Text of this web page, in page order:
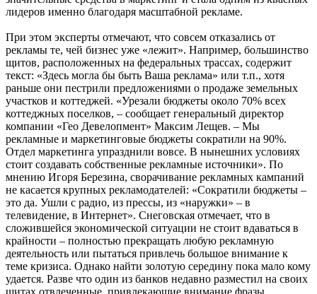
лидеров именно благодаря масштабной рекламе.
При этом эксперты отмечают, что совсем отказались от
рекламы те, чей бизнес уже «лежит». Например, большинство
щитов, расположенных на федеральных трассах, содержит
текст: «Здесь могла бы быть Ваша реклама» или т.п., хотя
раньше они пестрили предложениями о продаже земельных
участков и коттеджей. «Урезали бюджеты около 70% всех
коттеджных поселков, – сообщает генеральный директор
компании «Гео Девелопмент» Максим Лещев. – Мы
рекламные и маркетинговые бюджеты сократили на 90%.
Отдел маркетинга упразднили вовсе. В нынешних условиях
стоит создавать собственные рекламные источники». По
мнению Игоря Березина, сворачивание рекламных кампаний
не касается крупных рекламодателей: «Сократили бюджеты –
это да. Ушли с радио, из прессы, из «наружки» – в
телевидение, в Интернет». Снеговская отмечает, что в
сложившейся экономической ситуации не стоит вдаваться в
крайности – полностью прекращать любую рекламную
деятельность или пытаться привлечь большое внимание к
теме кризиса. Однако найти золотую середину пока мало кому
удается. Разве что один из банков недавно разместил на своих
щитах отвлеченные, привлекающие внимание фразы.